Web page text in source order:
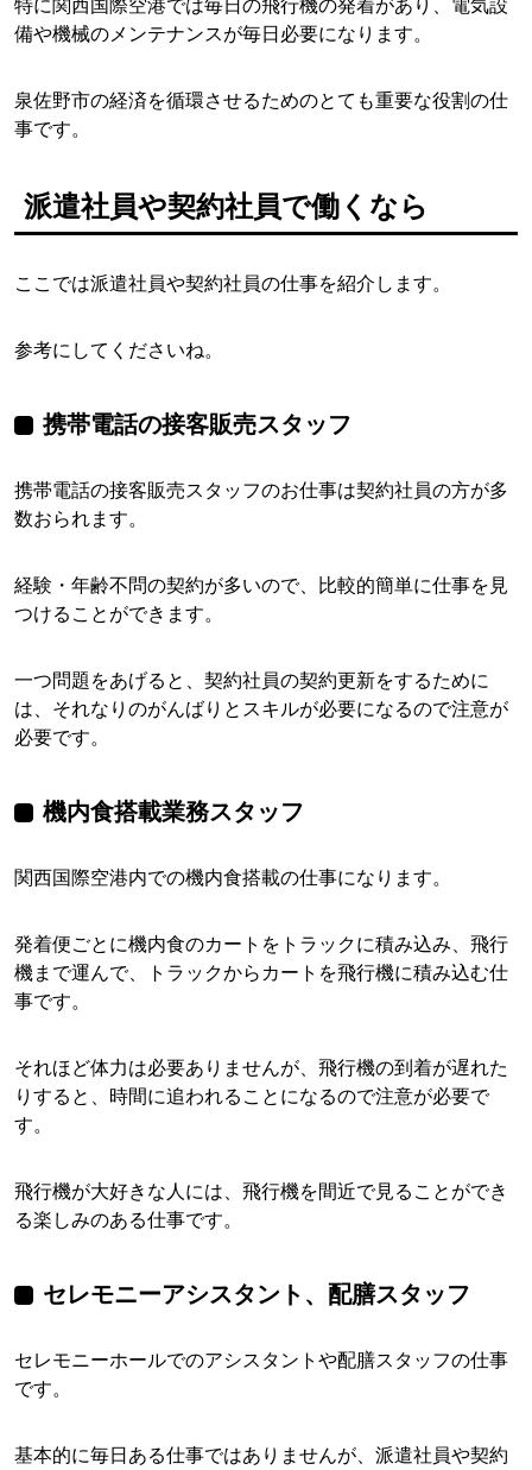
特に関西国際空港では毎日の飛行機の発着があり、電気設
備や機械のメンテナンスが毎日必要になります。
泉佐野市の経済を循環させるためのとても重要な役割の仕
事です。
派遣社員や契約社員で働くなら
ここでは派遣社員や契約社員の仕事を紹介します。
参考にしてくださいね。
携帯電話の接客販売スタッフ
携帯電話の接客販売スタッフのお仕事は契約社員の方が多
数おられます。
経験・年齢不問の契約が多いので、比較的簡単に仕事を見
つけることができます。
一つ問題をあげると、契約社員の契約更新をするために
は、それなりのがんばりとスキルが必要になるので注意が
必要です。
機内食搭載業務スタッフ
関西国際空港内での機内食搭載の仕事になります。
発着便ごとに機内食のカートをトラックに積み込み、飛行
機まで運んで、トラックからカートを飛行機に積み込む仕
事です。
それほど体力は必要ありませんが、飛行機の到着が遅れた
りすると、時間に追われることになるので注意が必要で
す。
飛行機が大好きな人には、飛行機を間近で見ることができ
る楽しみのある仕事です。
セレモニーアシスタント、配膳スタッフ
セレモニーホールでのアシスタントや配膳スタッフの仕事
です。
基本的に毎日ある仕事ではありませんが、派遣社員や契約